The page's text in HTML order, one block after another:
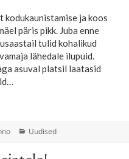
kodukaunistamise ja koos
päris pikk. Juba enne
tulid kohalikud
lähedale ilupuid.
asuval platsil laatasid
Rubriigid
Uudised